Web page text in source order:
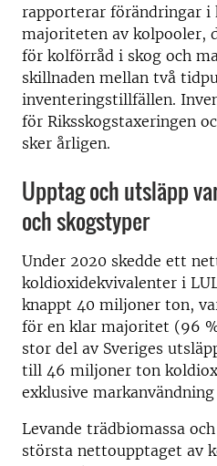
rapporterar förändringar i
majoriteten av kolpooler,
för kolförråd i skog och
skillnaden mellan två
inventeringstillfällen.
för Riksskogstaxeringen
sker årligen.
Upptag och utsläpp
och skogstyper
Under 2020 skedde ett
koldioxidekvivalenter i
knappt 40 miljoner ton,
för en klar majoritet (96
stor del av Sveriges
till 46 miljoner ton
exklusive
Levande trädbiomassa
största nettoupptaget av